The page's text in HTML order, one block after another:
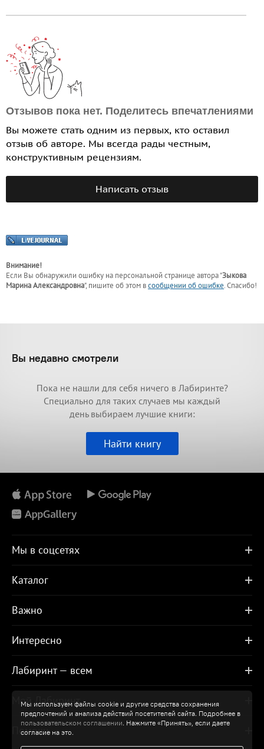
Отзывов пока нет. Поделитесь впечатлениями
Вы можете стать одним из первых, кто оставил
отзыв об авторе. Мы всегда рады честным,
конструктивным рецензиям.
Написать отзыв
Внимание!
Если Вы обнаружили ошибку на персональной странице автора "Зыкова
Марина Александровна", пишите об этом всообщении об ошибке. Спасибо!
Мы используем файлы cookie и другие средства сохранения
предпочтений и анализа действий посетителей сайта. Подробнее в
пользовательском соглашении. Нажмите «Принять», если даете
согласие на это.
Вы недавно смотрели
Пока не нашли для себя ничего в Лабиринте?
Специально для таких случаев мы каждый
день выбираем лучшие книги:
Найти книгу
Мы в соцсетях
Каталог
Важно
Интересно
Лабиринт — всем
Мой Лабиринт
Помощь